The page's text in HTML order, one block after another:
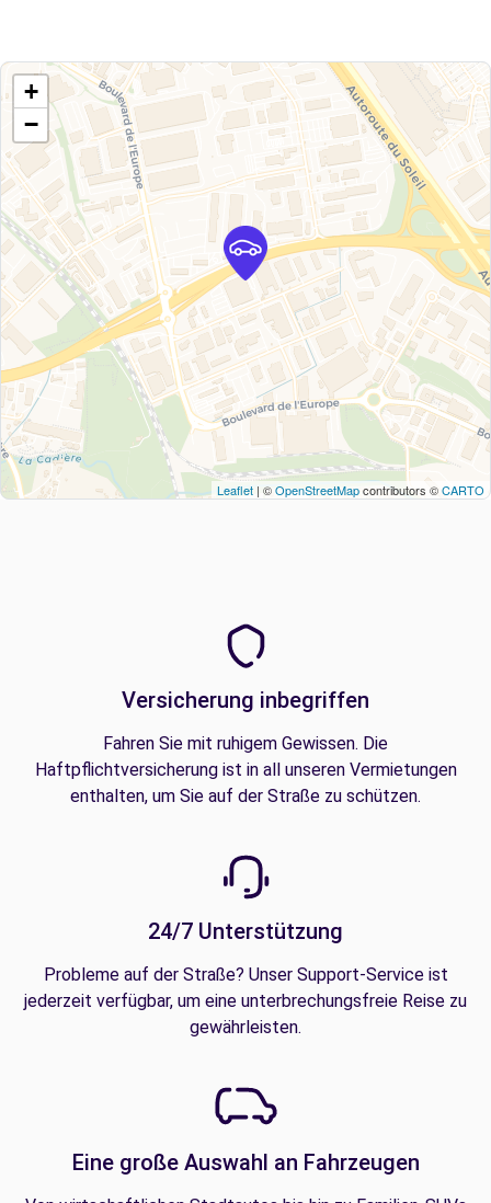
+
−
Leaflet | ©OpenStreetMapcontributors ©CARTO
Versicherung inbegriffen
Fahren Sie mit ruhigem Gewissen. Die
Haftpflichtversicherung ist in all unseren Vermietungen
enthalten, um Sie auf der Straße zu schützen.
24/7 Unterstützung
Probleme auf der Straße? Unser Support-Service ist
jederzeit verfügbar, um eine unterbrechungsfreie Reise zu
gewährleisten.
Eine große Auswahl an Fahrzeugen